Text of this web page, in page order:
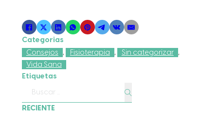
Categorias
Consejos
, Fisioterapia , Sin categorizar
,
Vida Sana
Etiquetas
RECIENTE